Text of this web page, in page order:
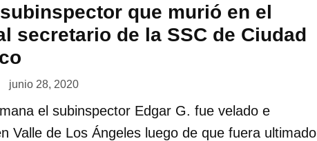
que murió en el
secretario de la SSC de Ciudad
junio 28, 2020
el subinspector Edgar G. fue velado e
Valle de Los Ángeles luego de que fuera ultimado